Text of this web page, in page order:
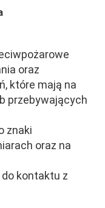
oraz
które mają na
przebywających
znaki
oraz na
kontaktu z